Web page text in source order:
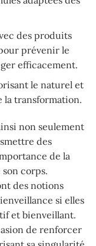
des produits
prévenir le
efficacement.
le naturel et
la transformation.
non seulement
des
de la
corps.
des notions
si elles
et bienveillant.
de renforcer